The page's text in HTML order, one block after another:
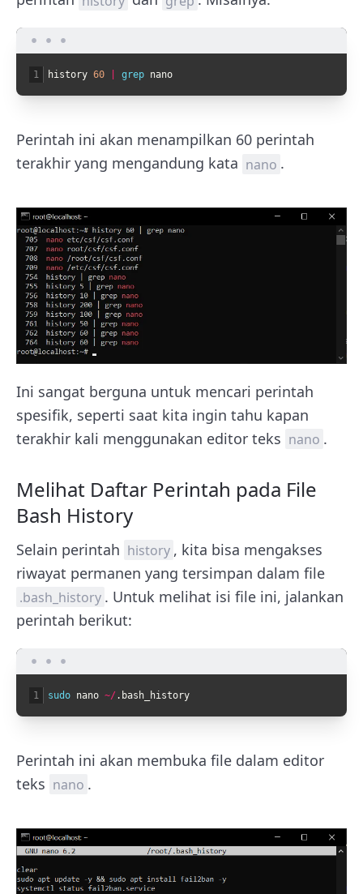
1 history 60 grep nano
Perintah ini akan menampilkan 60 perintah
terakhir yang mengandung kata nano .
Ini sangat berguna untuk mencari perintah
spesifik, seperti saat kita ingin tahu kapan
terakhir kali menggunakan editor teks nano .
Melihat Daftar Perintah pada File
Bash History
Selain perintah history , kita bisa mengakses
riwayat permanen yang tersimpan dalam file
.bash_history . Untuk melihat isi file ini, jalankan
perintah berikut:
1 sudo nano ~/ . bash_history
Perintah ini akan membuka file dalam editor
teks nano .